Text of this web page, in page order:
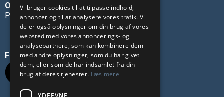
OM OS
Privatlivspolitik
FØLG OS PÅ SOCIALE MEDIER
Vi bruger cookies til at tilpasse indhold,
annoncer og til at analysere vores trafik. Vi
deler også oplysninger om din brug af vores
websted med vores annoncerings- og
analysepartnere, som kan kombinere dem
med andre oplysninger, som du har givet
dem, eller som de har indsamlet fra din
brug af deres tjenester. Læs mere
YDEEVNE